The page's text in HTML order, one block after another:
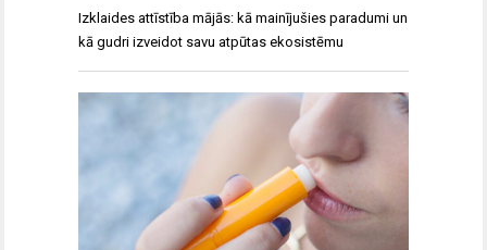
Izklaides attīstība mājās: kā mainījušies paradumi un
kā gudri izveidot savu atpūtas ekosistēmu